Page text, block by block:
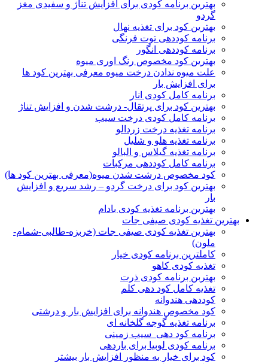
بهترین برنامه کودی برای افزایش تناژ و سفیدی مغز
گردو
بهترین کود برای تغذیه نهال
برنامه کوددهی توت فرنگی
برنامه کوددهی انگور
بهترین کود مخصوص رنگ اوری میوه
علت میوه ندادن درخت میوه معرفی بهترین کود ها
برای افزایش بار
برنامه کامل کودی انار
بهترین کود برای پرتقال- درشت شدن و افزایش تناژ
برنامه کامل کودی درخت سیب
برنامه تغذیه درخت زردالو
برنامه تغذیه هلو و شلیل
برنامه تغذیه گیلاس و البالو
برنامه کامل کوددهی مرکبات
کود مخصوص درشت شدن میوه(معرفی بهترین کود ها)
بهترین کود برای درخت گردو – رشد سریع و افزایش
بار
بهترین برنامه تغذیه کودی بادام
بهترین تغذیه کودی صیفی جات
بهترین تغذیه کودی صیفی جات (خربزه-طالبی-شمام-
ملون)
کاملترین برنامه کودی خیار
تغذیه کودی کاهو
بهتربن برنامه کودی ذرت
تغذیه کامل کود دهی کلم
کوددهی هندوانه
کود مخصوص هندوانه برای افزایش بار و درشتی
برنامه تغذیه گوجه گلخانه ای
برنامه کود دهی سیب زمینی
برنامه کودی لوبیا برای باردهی
کود برای خیار به منظور افزایش بار بیشتر